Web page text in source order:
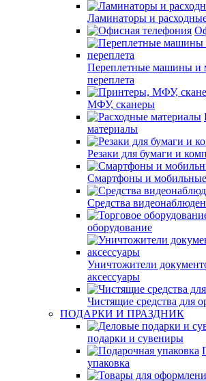
Ламинаторы и
Переплетные машины и
переплета
МФУ, сканеры
материалы
Резаки для бумаги и
Смартфоны и
Средства
оборудование
Уничтожители
аксессуары
Чистящие средства для
ПОДАРКИ И ПРАЗДНИК
подарки и сувениры
упаковка